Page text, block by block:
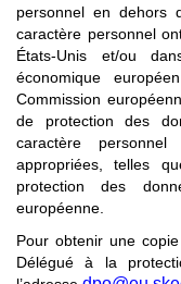
personnel en dehors
caractère personnel
États-Unis et/ou
économique
Commission
de protection des
caractère
appropriées, telles
protection des
européenne.
Pour obtenir une
Délégué à la